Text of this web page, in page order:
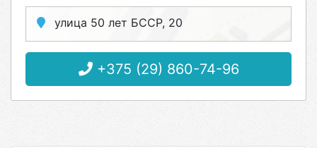
улица 50 лет БССР, 20
+375 (29) 860-74-96